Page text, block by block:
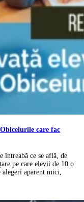
care fac
întreabă ce se află, de
pe care elevii de 10 o
aparent mici,